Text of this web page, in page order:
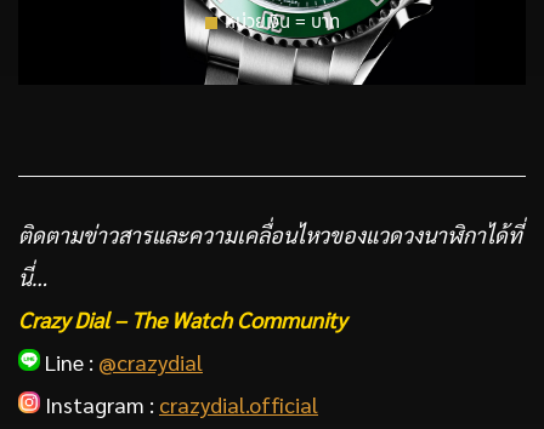
หน่วยเงิน = บาท
ติดตามข่าวสารและความเคลื่อนไหวของแวดวงนาฬิกาได้ที่
นี่…
Crazy Dial – The Watch Community
Line : @crazydial
Instagram : crazydial.official